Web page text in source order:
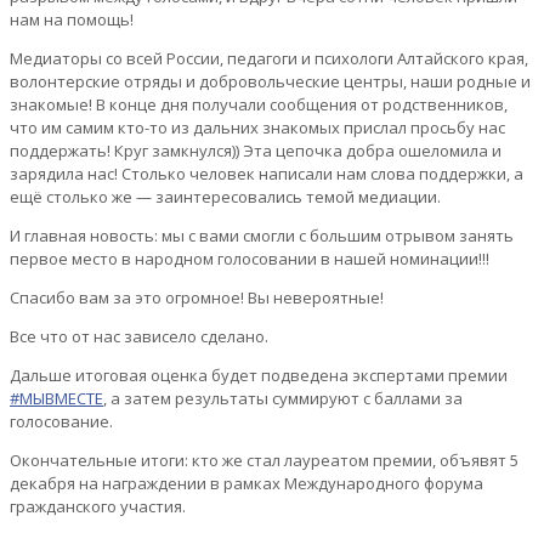
нам на помощь!
Медиаторы со всей России, педагоги и психологи Алтайского края,
волонтерские отряды и добровольческие центры, наши родные и
знакомые! В конце дня получали сообщения от родственников,
что им самим кто-то из дальних знакомых прислал просьбу нас
поддержать! Круг замкнулся)) Эта цепочка добра ошеломила и
зарядила нас! Столько человек написали нам слова поддержки, а
ещё столько же — заинтересовались темой медиации.
И главная новость: мы с вами смогли с большим отрывом занять
первое место в народном голосовании в нашей номинации!!!
Спасибо вам за это огромное! Вы невероятные!
Все что от нас зависело сделано.
Дальше итоговая оценка будет подведена экспертами премии
#МЫВМЕСТЕ, а затем результаты суммируют с баллами за
голосование.
Окончательные итоги: кто же стал лауреатом премии, объявят 5
декабря на награждении в рамках Международного форума
гражданского участия.